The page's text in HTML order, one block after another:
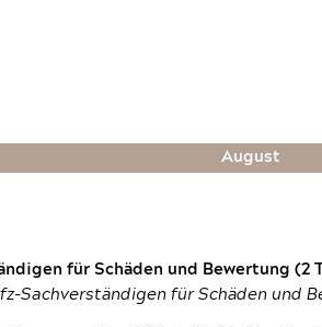
August
für Schäden und Bewertung (2
Sachverständigen für Schäden und